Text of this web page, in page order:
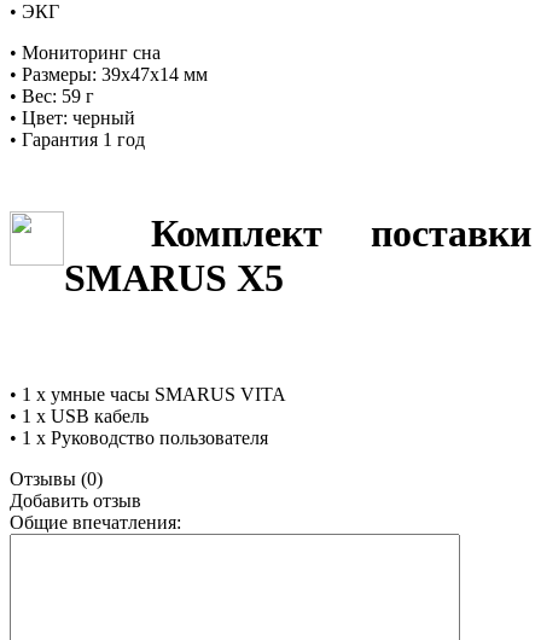
• ЭКГ
• Мониторинг сна
• Размеры: 39x47x14 мм
• Вес: 59 г
• Цвет: черный
• Гарантия 1 год
Комплект поставки
SMARUS X5
• 1 х умные часы SMARUS VITA
• 1 х USB кабель
• 1 х Руководство пользователя
Отзывы (0)
Добавить отзыв
Общие впечатления: